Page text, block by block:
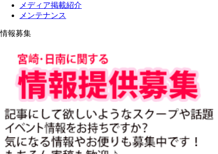
メディア掲載紹介
メンテナンス
情報募集